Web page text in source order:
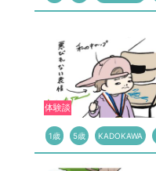
体験談
1歳 5歳 KADOKAWA